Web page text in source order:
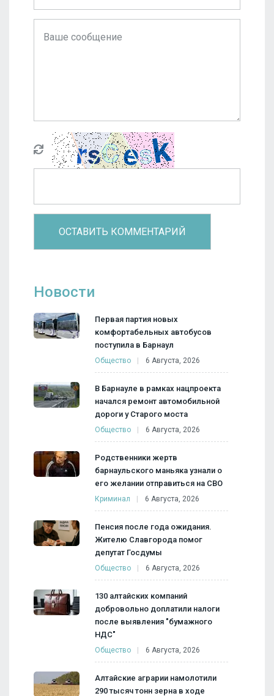
Новости
Первая партия новых
комфортабельных автобусов
поступила в Барнаул
Общество 6 Августа, 2026
В Барнауле в рамках нацпроекта
начался ремонт автомобильной
дороги у Старого моста
Общество 6 Августа, 2026
Родственники жертв
барнаульского маньяка узнали о
его желании отправиться на СВО
Криминал 6 Августа, 2026
Пенсия после года ожидания.
Жителю Славгорода помог
депутат Госдумы
Общество 6 Августа, 2026
130 алтайских компаний
добровольно доплатили налоги
после выявления "бумажного
НДС"
Общество 6 Августа, 2026
Алтайские аграрии намолотили
290 тысяч тонн зерна в ходе